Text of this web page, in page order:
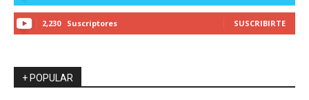
2,230 Suscriptores SUSCRIBIRTE
+ POPULAR